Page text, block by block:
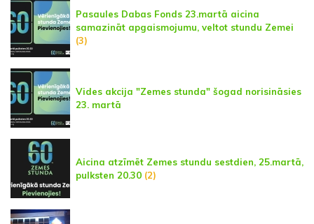
Pasaules Dabas Fonds 23.martā aicina
samazināt apgaismojumu, veltot stundu Zemei
(3)
Vides akcija "Zemes stunda" šogad norisināsies
23. martā
Aicina atzīmēt Zemes stundu sestdien, 25.martā,
pulksten 20.30 (2)